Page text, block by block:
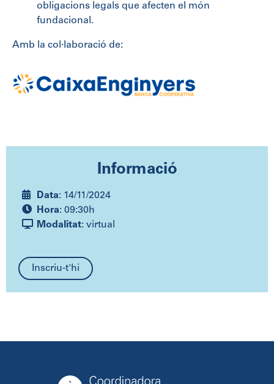
obligacions legals que afecten el món
fundacional.
Amb la col·laboració de:
Informació
Data: 14/11/2024
Hora: 09:30h
Modalitat: virtual
Inscriu-t'hi